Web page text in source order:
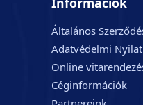
Általános
Adatvédelmi
Online
Céginformációk